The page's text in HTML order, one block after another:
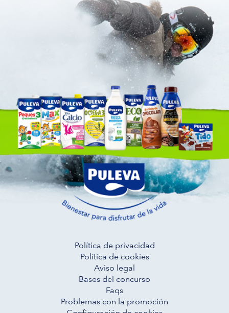
Política de privacidad
Política de cookies
Aviso legal
Bases del concurso
Faqs
Problemas con la promoción